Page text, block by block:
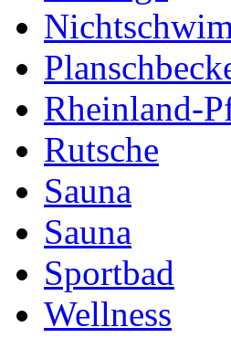
Rheinland-
Rutsche
Sauna
Sauna
Sportbad
Wellness